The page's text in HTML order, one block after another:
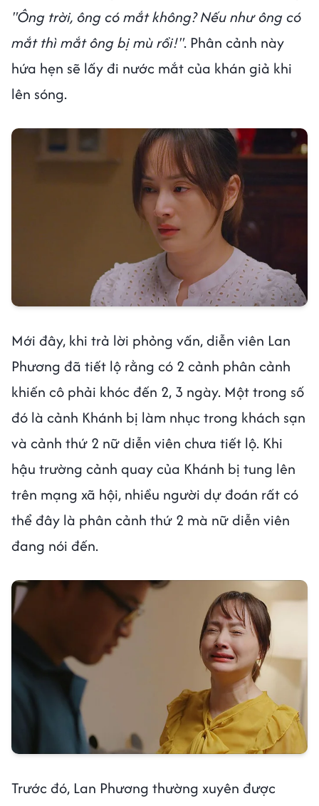
"Ông trời, ông có mắt không? Nếu như ông có
mắt thì mắt ông bị mù rồi!". Phân cảnh này
hứa hẹn sẽ lấy đi nước mắt của khán giả khi
lên sóng.
Mới đây, khi trả lời phỏng vấn, diễn viên Lan
Phương đã tiết lộ rằng có 2 cảnh phân cảnh
khiến cô phải khóc đến 2, 3 ngày. Một trong số
đó là cảnh Khánh bị làm nhục trong khách sạn
và cảnh thứ 2 nữ diễn viên chưa tiết lộ. Khi
hậu trường cảnh quay của Khánh bị tung lên
trên mạng xã hội, nhiều người dự đoán rất có
thể đây là phân cảnh thứ 2 mà nữ diễn viên
đang nói đến.
Trước đó, Lan Phương thường xuyên được